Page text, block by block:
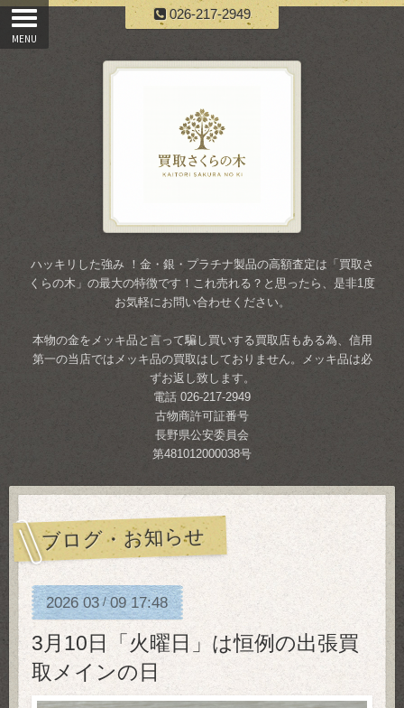
026-217-2949
ハッキリした強み ！金・銀・プラチナ製品の高額査定は「買取さ
くらの木」の最大の特徴です！これ売れる？と思ったら、是非1度
お気軽にお問い合わせください。
本物の金をメッキ品と言って騙し買いする買取店もある為、信用
第一の当店ではメッキ品の買取はしておりません。メッキ品は必
ずお返し致します。
電話 026-217-2949
古物商許可証番号
長野県公安委員会
第481012000038号
ブログ・お知らせ
2026 03/09 17:48
3月10日「火曜日」は恒例の出張買
取メインの日